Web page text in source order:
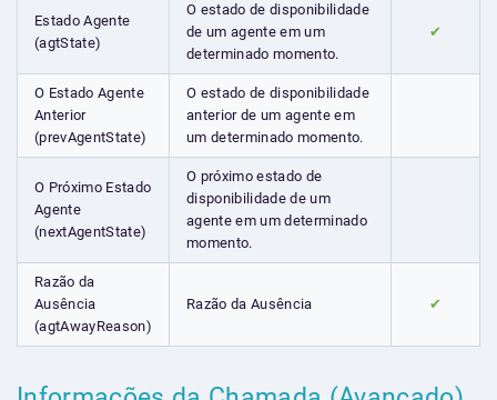
Estado Agente
(agtState)
O estado de disponibilidade
de um agente em um
determinado momento.
✔
O Estado Agente
Anterior
(prevAgentState)
O estado de disponibilidade
anterior de um agente em
um determinado momento.
O Próximo Estado
Agente
(nextAgentState)
O próximo estado de
disponibilidade de um
agente em um determinado
momento.
Razão da
Ausência
(agtAwayReason)
Razão da Ausência ✔